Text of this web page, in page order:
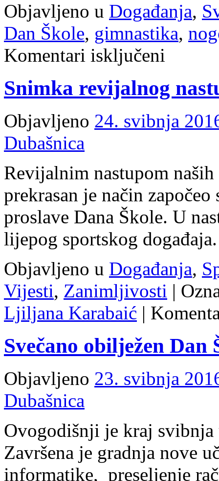
Objavljeno u Događanja,
Dan Škole, gimnastika,
Komentari isključeni
Dan
škole
Snimka revijalnog
Objavljeno 24. svibnja
Dubašnica
Revijalnim nastupom
prekrasan je način
proslave Dana Škole. U
lijepog sportskog događaja.
Objavljeno u Događanja,
Vijesti, Zanimljivosti |
Ljiljana Karabaić |
Svečano obilježen Dan
Objavljeno 23. svibnja
Dubašnica
Ovogodišnji je kraj
Završena je gradnja nove
informatike, preseljenje